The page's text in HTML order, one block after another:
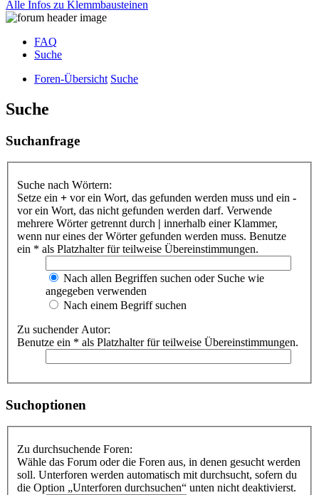
Alle Infos zu Klemmbausteinen
FAQ
Suche
Foren-Übersicht Suche
Suche
Suchanfrage
Suche nach Wörtern:
Setze ein + vor ein Wort, das gefunden werden muss und ein -
vor ein Wort, das nicht gefunden werden darf. Verwende
mehrere Wörter getrennt durch | innerhalb einer Klammer,
wenn nur eines der Wörter gefunden werden muss. Benutze
ein * als Platzhalter für teilweise Übereinstimmungen.
Nach allen Begriffen suchen oder Suche wie
angegeben verwenden
Nach einem Begriff suchen
Zu suchender Autor:
Benutze ein * als Platzhalter für teilweise Übereinstimmungen.
Suchoptionen
Zu durchsuchende Foren:
Wähle das Forum oder die Foren aus, in denen gesucht werden
soll. Unterforen werden automatisch mit durchsucht, sofern du
die Option „Unterforen durchsuchen“ unten nicht deaktivierst.